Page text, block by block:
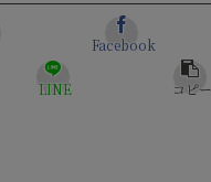
Facebook
LINE コピー